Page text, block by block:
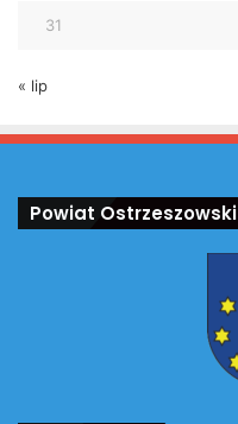
31
« lip
Powiat Ostrzeszowski